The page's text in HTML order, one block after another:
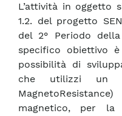
L’attività in oggetto
1.2. del progetto
del 2° Periodo
specifico obiettivo è
possibilità di
che utilizzi un
magnetico, per